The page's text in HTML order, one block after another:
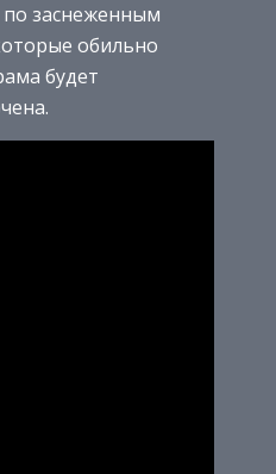
по заснеженным
обильно
будет